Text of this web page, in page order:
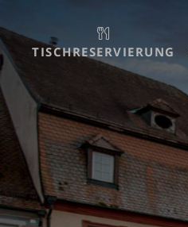
TISCHRESERVIERUNG